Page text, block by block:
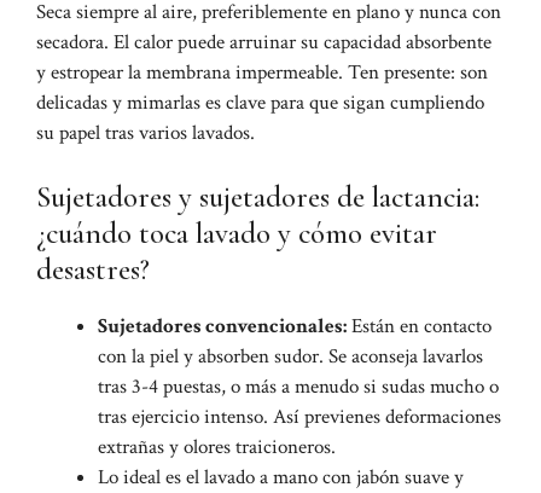
Seca siempre al aire, preferiblemente en plano y nunca con
secadora. El calor puede arruinar su capacidad absorbente
y estropear la membrana impermeable. Ten presente: son
delicadas y mimarlas es clave para que sigan cumpliendo
su papel tras varios lavados.
Sujetadores y sujetadores de lactancia:
¿cuándo toca lavado y cómo evitar
desastres?
Sujetadores convencionales:Están en contacto
con la piel y absorben sudor. Se aconseja lavarlos
tras 3-4 puestas, o más a menudo si sudas mucho o
tras ejercicio intenso. Así previenes deformaciones
extrañas y olores traicioneros.
Lo ideal es el lavado a mano con jabón suave y